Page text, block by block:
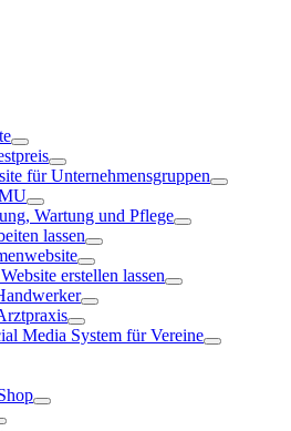
für Unternehmensgruppen
Wartung und Pflege
lassen
erstellen lassen
Media System für Vereine